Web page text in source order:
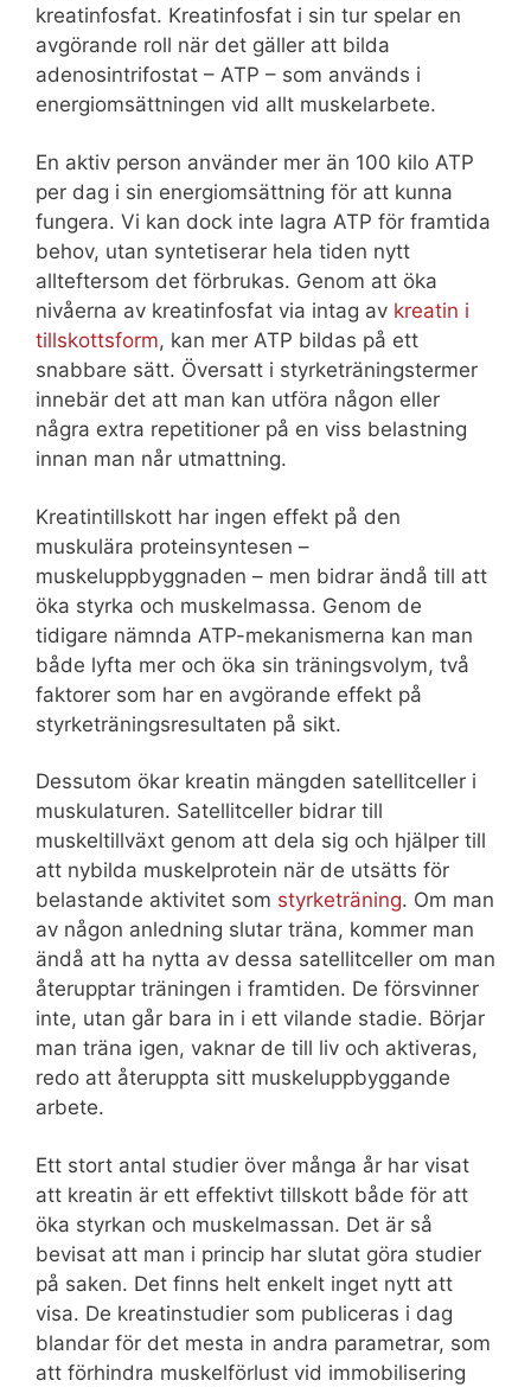
kreatinfosfat. Kreatinfosfat i sin tur spelar en
avgörande roll när det gäller att bilda
adenosintrifostat – ATP – som används i
energiomsättningen vid allt muskelarbete.
En aktiv person använder mer än 100 kilo ATP
per dag i sin energiomsättning för att kunna
fungera. Vi kan dock inte lagra ATP för framtida
behov, utan syntetiserar hela tiden nytt
allteftersom det förbrukas. Genom att öka
nivåerna av kreatinfosfat via intag av kreatin i
tillskottsform, kan mer ATP bildas på ett
snabbare sätt. Översatt i styrketräningstermer
innebär det att man kan utföra någon eller
några extra repetitioner på en viss belastning
innan man når utmattning.
Kreatintillskott har ingen effekt på den
muskulära proteinsyntesen –
muskeluppbyggnaden – men bidrar ändå till att
öka styrka och muskelmassa. Genom de
tidigare nämnda ATP-mekanismerna kan man
både lyfta mer och öka sin träningsvolym, två
faktorer som har en avgörande effekt på
styrketräningsresultaten på sikt.
Dessutom ökar kreatin mängden satellitceller i
muskulaturen. Satellitceller bidrar till
muskeltillväxt genom att dela sig och hjälper till
att nybilda muskelprotein när de utsätts för
belastande aktivitet som styrketräning. Om man
av någon anledning slutar träna, kommer man
ändå att ha nytta av dessa satellitceller om man
återupptar träningen i framtiden. De försvinner
inte, utan går bara in i ett vilande stadie. Börjar
man träna igen, vaknar de till liv och aktiveras,
redo att återuppta sitt muskeluppbyggande
arbete.
Ett stort antal studier över många år har visat
att kreatin är ett effektivt tillskott både för att
öka styrkan och muskelmassan. Det är så
bevisat att man i princip har slutat göra studier
på saken. Det finns helt enkelt inget nytt att
visa. De kreatinstudier som publiceras i dag
blandar för det mesta in andra parametrar, som
att förhindra muskelförlust vid immobilisering